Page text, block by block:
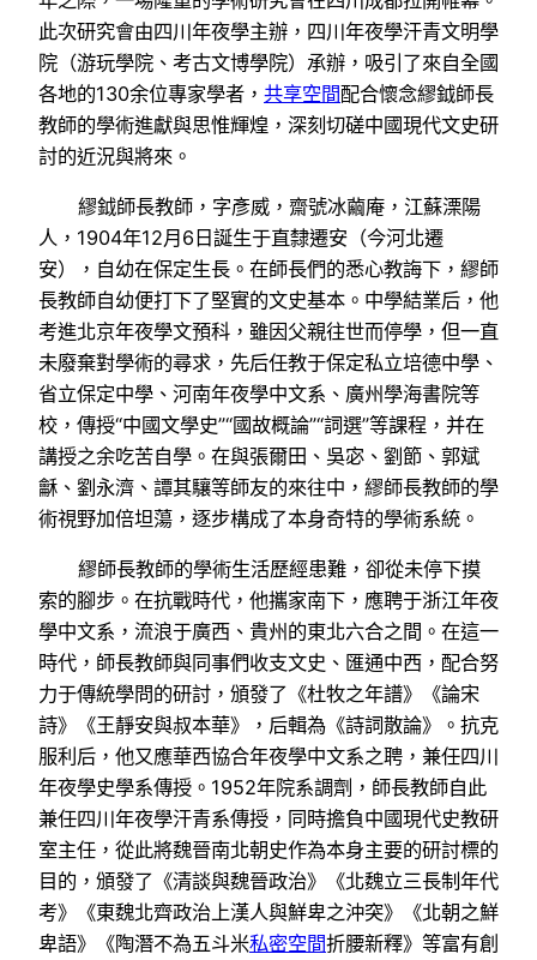
此次研究會由四川年夜學主辦，四川年夜學汗青文明學
院（游玩學院、考古文博學院）承辦，吸引了來自全國
各地的130余位專家學者， 共享空間配合懷念繆鉞師長
教師的學術進獻與思惟輝煌，深刻切磋中國現代文史研
討的近況與將來。
繆鉞師長教師，字彥威，齋號冰繭庵，江蘇溧陽
人，1904年12月6日誕生于直隸遷安（今河北遷
安），自幼在保定生長。在師長們的悉心教誨下，繆師
長教師自幼便打下了堅實的文史基本。中學結業后，他
考進北京年夜學文預科，雖因父親往世而停學，但一直
未廢棄對學術的尋求，先后任教于保定私立培德中學、
省立保定中學、河南年夜學中文系、廣州學海書院等
校，傳授“中國文學史”“國故概論”“詞選”等課程，并在
講授之余吃苦自學。在與張爾田、吳宓、劉節、郭斌
龢、劉永濟、譚其驤等師友的來往中，繆師長教師的學
術視野加倍坦蕩，逐步構成了本身奇特的學術系統。
繆師長教師的學術生活歷經患難，卻從未停下摸
索的腳步。在抗戰時代，他攜家南下，應聘于浙江年夜
學中文系，流浪于廣西、貴州的東北六合之間。在這一
時代，師長教師與同事們收支文史、匯通中西，配合努
力于傳統學問的研討，頒發了《杜牧之年譜》《論宋
詩》《王靜安與叔本華》，后輯為《詩詞散論》。抗克
服利后，他又應華西協合年夜學中文系之聘，兼任四川
年夜學史學系傳授。1952年院系調劑，師長教師自此
兼任四川年夜學汗青系傳授，同時擔負中國現代史教研
室主任，從此將魏晉南北朝史作為本身主要的研討標的
目的，頒發了《清談與魏晉政治》《北魏立三長制年代
考》《東魏北齊政治上漢人與鮮卑之沖突》《北朝之鮮
卑語》《陶潛不為五斗米私密空間折腰新釋》等富有創